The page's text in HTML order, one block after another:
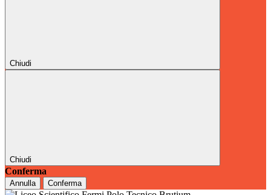
Chiudi
Chiudi
Conferma
Annulla Conferma